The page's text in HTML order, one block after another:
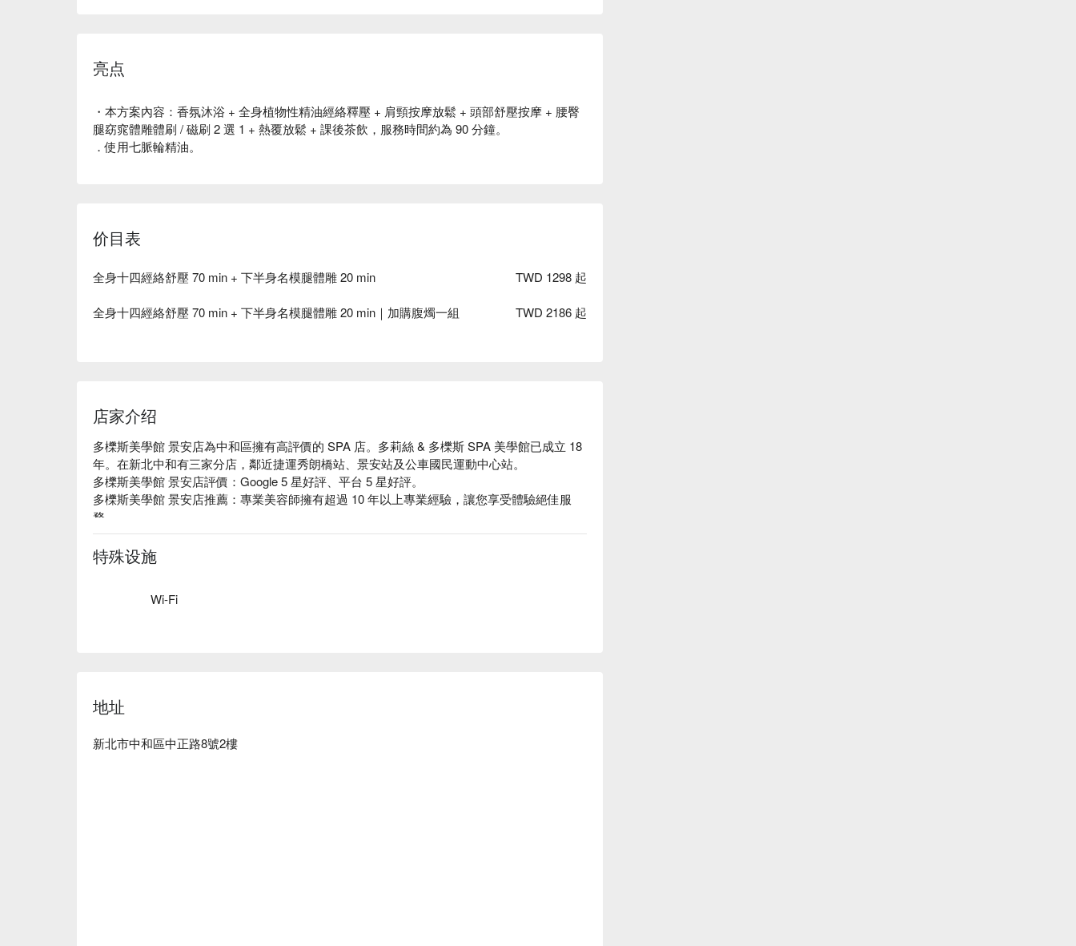
亮点
・本方案內容：香氛沐浴 + 全身植物性精油經絡釋壓 + 肩頸按摩放鬆 + 頭部舒壓按摩 + 腰臀
腿窈窕體雕體刷 / 磁刷 2 選 1 + 熱覆放鬆 + 課後茶飲，服務時間約為 90 分鐘。
．使用七脈輪精油。
价目表
全身十四經絡舒壓 70 min + 下半身名模腿體雕 20 min TWD 1298 起
全身十四經絡舒壓 70 min + 下半身名模腿體雕 20 min｜加購腹燭一組 TWD 2186 起
店家介绍
多櫟斯美學館 景安店為中和區擁有高評價的 SPA 店。多莉絲 & 多櫟斯 SPA 美學館已成立 18
年。在新北中和有三家分店，鄰近捷運秀朗橋站、景安站及公車國民運動中心站。
多櫟斯美學館 景安店評價：Google 5 星好評、平台 5 星好評。
多櫟斯美學館 景安店推薦：專業美容師擁有超過 10 年以上專業經驗，讓您享受體驗絕佳服
務。
多櫟斯美學館 景安店預約、多櫟斯美學館 景安店價格立刻查看⬇︎
特殊设施
Wi-Fi
地址
新北市中和區中正路8號2樓